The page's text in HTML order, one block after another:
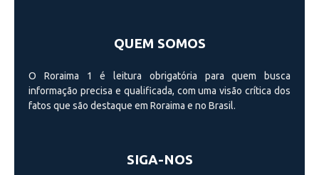
QUEM SOMOS
O Roraima 1 é leitura obrigatória para quem busca
informação precisa e qualificada, com uma visão crí­tica dos
fatos que são destaque em Roraima e no Brasil.
SIGA-NOS